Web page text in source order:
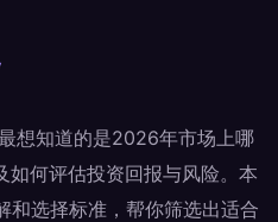
想知道的是2026年市场上哪
如何评估投资回报与风险。本
和选择标准，帮你筛选出适合